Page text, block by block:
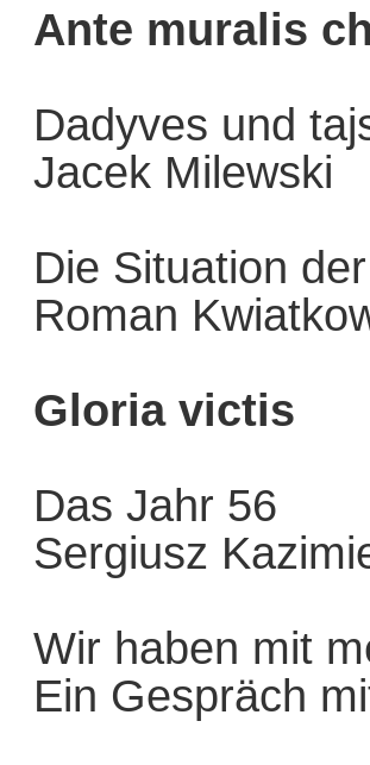
Ante muralis
Dadyves und
Jacek Milewski
Die Situation
Roman
Gloria victis
Das Jahr 56
Sergiusz
Wir haben mit
Ein Gespräch